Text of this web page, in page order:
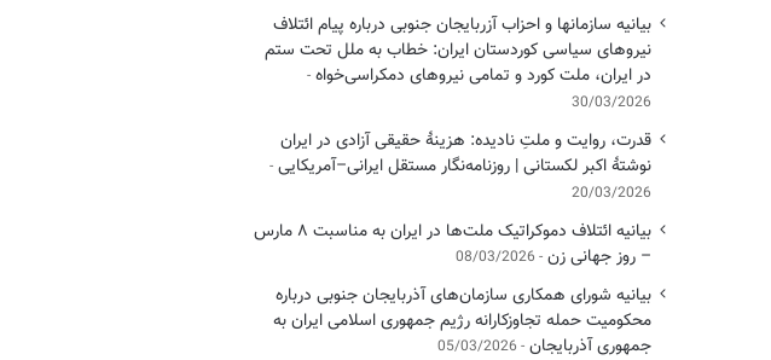
بیانیه سازمانها و احزاب آزربایجان جنوبی درباره پیام ائتلاف
نیروهای سیاسی کوردستان ایران: خطاب به ملل تحت ستم
در ایران، ملت کورد و تمامی نیروهای دمکراسی‌خواه
30/03/2026
قدرت، روایت و ملتِ نادیده: هزینهٔ حقیقی آزادی در ایران
نوشتهٔ اکبر لکستانی | روزنامه‌نگار مستقل ایرانی–آمریکایی
20/03/2026
بیانیه ائتلاف دموکراتیک ملت‌ها در ایران به مناسبت ۸ مارس
– روز جهانی زن 08/03/2026
بیانیه شورای همکاری سازمان‌های آذربایجان جنوبی درباره
محکومیت حمله تجاوزکارانه رژیم جمهوری اسلامی ایران به
جمهوری آذربایجان 05/03/2026